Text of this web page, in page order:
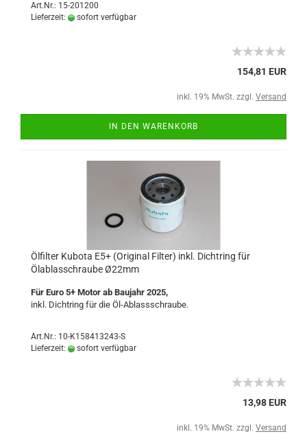
Art.Nr.: 15-201200
Lieferzeit:
sofort verfügbar
154,81 EUR
inkl. 19% MwSt. zzgl. Versand
IN DEN WARENKORB
Ölfilter Kubota E5+ (Original Filter) inkl. Dichtring für
Ölablasschraube Ø22mm
Für Euro 5+ Motor ab Baujahr 2025,
inkl. Dichtring für die Öl-Ablassschraube.
Art.Nr.: 10-K158413243-S
Lieferzeit:
sofort verfügbar
13,98 EUR
inkl. 19% MwSt. zzgl. Versand